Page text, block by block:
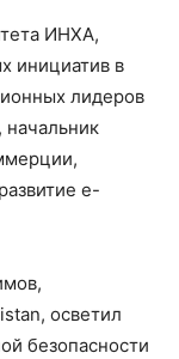
ИНХА,
инициатив в
лидеров
e-
осветил
безопасности